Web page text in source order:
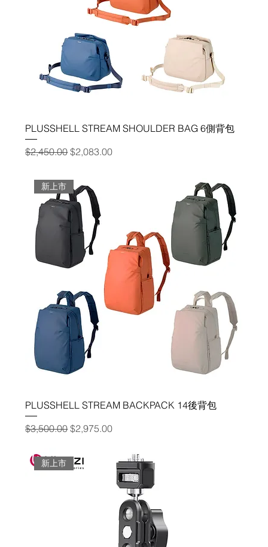
PLUSSHELL STREAM SHOULDER BAG 6側背包
一般價格
$2,450.00促銷價格
$2,083.00
新上市
PLUSSHELL STREAM BACKPACK 14後背包
一般價格
$3,500.00促銷價格
$2,975.00
新上市